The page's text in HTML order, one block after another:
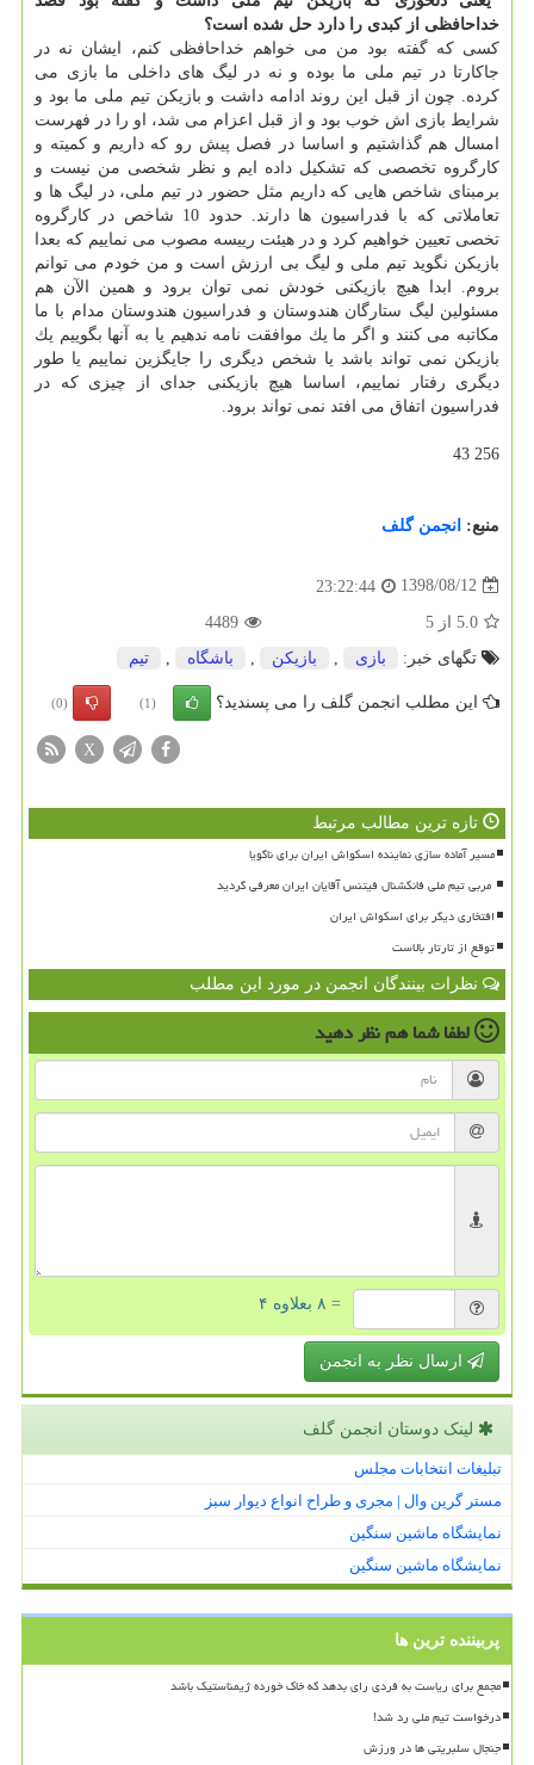
خداحافظی از كبدی را دارد حل شده است؟
كسی كه گفته بود من می خواهم خداحافظی كنم، ایشان نه در
جاكارتا در تیم ملی ما بوده و نه در لیگ های داخلی ما بازی می
كرده. چون از قبل این روند ادامه داشت و بازیكن تیم ملی ما بود و
شرایط بازی اش خوب بود و از قبل اعزام می شد، او را در فهرست
امسال هم گذاشتیم و اساسا در فصل پیش رو كه داریم و كمیته و
كارگروه تخصصی كه تشكیل داده ایم و نظر شخصی من نیست و
برمبنای شاخص هایی كه داریم مثل حضور در تیم ملی، در لیگ ها و
تعاملاتی كه با فدراسیون ها دارند. حدود 10 شاخص در كارگروه
تخصی تعیین خواهیم كرد و در هیئت رییسه مصوب می نماییم كه بعدا
بازیكن نگوید تیم ملی و لیگ بی ارزش است و من خودم می توانم
بروم. ابدا هیچ بازیكنی خودش نمی توان برود و همین الآن هم
مسئولین لیگ ستارگان هندوستان و فدراسیون هندوستان مدام با ما
مكاتبه می كنند و اگر ما یك موافقت نامه ندهیم یا به آنها بگوییم یك
بازیكن نمی تواند باشد یا شخص دیگری را جایگزین نماییم یا طور
دیگری رفتار نماییم، اساسا هیچ بازیكنی جدای از چیزی كه در
فدراسیون اتفاق می افتد نمی تواند برود.
256 43
منبع: انجمن گلف
1398/08/12
23:22:44
5.0 از 5
4489
تگهای خبر:
بازی بازیكن باشگاه تیم
این مطلب انجمن گلف را می پسندید؟ (1)
(0)
X
تازه ترین مطالب مرتبط
مسیر آماده سازی نماینده اسکواش ایران برای ناگویا
افتخاری دیگر برای اسکواش ایران
توقع از تارتار بالاست
نظرات بینندگان انجمن در مورد این مطلب
لطفا شما همنظر دهید
= ۸ بعلاوه ۴
ارسال نظر به انجمن
لینک دوستان انجمن گلف
تبلیغات انتخابات مجلس
مستر گرین وال | مجری و طراح انواع دیوار سبز
نمایشگاه ماشین سنگین
نمایشگاه ماشین سنگین
پربیننده ترین ها
مجمع برای ریاست به فردی رای بدهد که خاک خورده ژیمناستیک باشد
درخواست تیم ملی رد شد!
جنجال سلبریتی ها در ورزش